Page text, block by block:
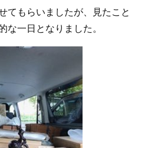
てもらいましたが、見たこと
な一日となりました。